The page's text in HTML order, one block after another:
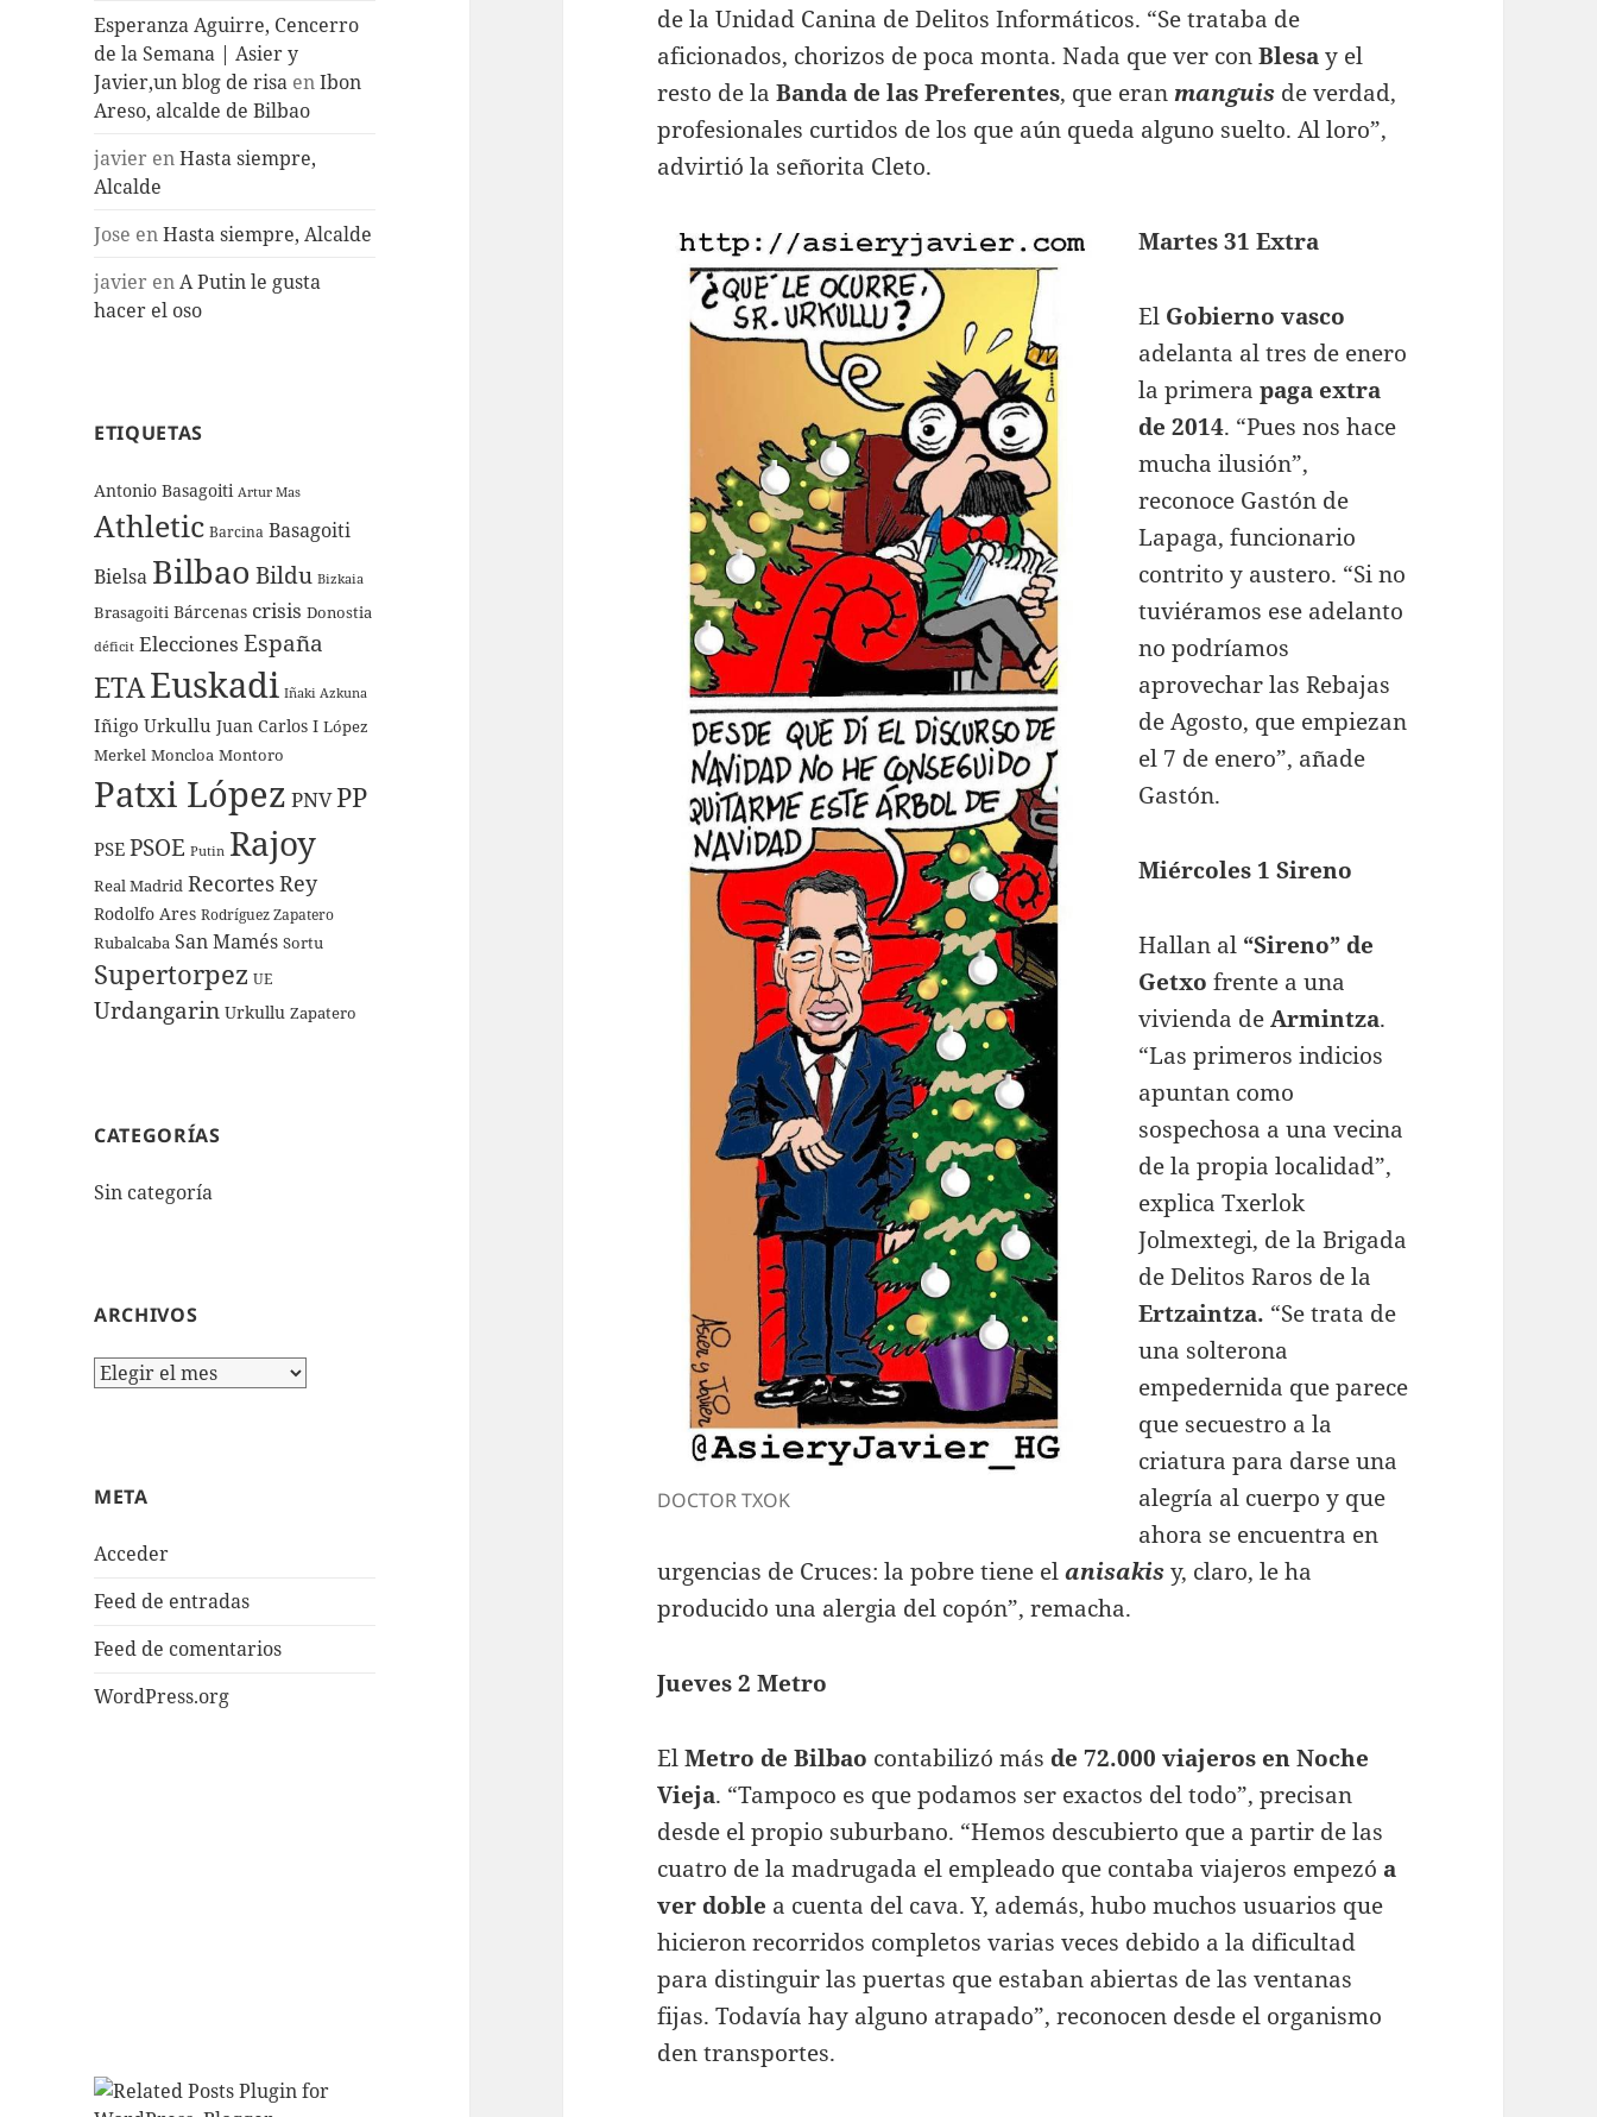
Esperanza Aguirre, Cencerro
de la Semana | Asier y
Javier,un blog de risa enIbon
Areso, alcalde de Bilbao
javier enHasta siempre,
Alcalde
Jose enHasta siempre, Alcalde
javier enA Putin le gusta
hacer el oso
ETIQUETAS
Antonio Basagoiti Artur Mas
Athletic Barcina Basagoiti
Bielsa Bilbao Bildu Bizkaia
Brasagoiti Bárcenas crisis Donostia
déficit Elecciones España
ETAEuskadi Iñaki Azkuna
Iñigo Urkullu Juan Carlos I López
Merkel Moncloa Montoro
Patxi López PNVPP
PSE PSOE Putin Rajoy
Real Madrid RecortesRey
Rodolfo Ares Rodríguez Zapatero
Rubalcaba San Mamés Sortu
Supertorpez UE
Urdangarin Urkullu Zapatero
CATEGORÍAS
Sin categoría
ARCHIVOS
Archivos
META
Acceder
Feed de entradas
Feed de comentarios
WordPress.org
de la Unidad Canina de Delitos Informáticos. “Se trataba de
aficionados, chorizos de poca monta. Nada que ver conBlesay el
resto de laBanda de las Preferentes, que eranmanguis de verdad,
profesionales curtidos de los que aún queda alguno suelto. Al loro”,
advirtió la señorita Cleto.
DOCTOR TXOK
Martes 31 Extra
El Gobierno vasco
adelanta al tres de enero
la primerapaga extra
de 2014. “Pues nos hace
mucha ilusión”,
reconoce Gastón de
Lapaga, funcionario
contrito y austero. “Si no
tuviéramos ese adelanto
no podríamos
aprovechar las Rebajas
de Agosto, que empiezan
el 7 de enero”, añade
Gastón.
Miércoles 1 Sireno
Hallan al “Sireno” de
Getxo frente a una
vivienda deArmintza.
“Las primeros indicios
apuntan como
sospechosa a una vecina
de la propia localidad”,
explica Txerlok
Jolmextegi, de la Brigada
de Delitos Raros de la
Ertzaintza. “Se trata de
una solterona
empedernida que parece
que secuestro a la
criatura para darse una
alegría al cuerpo y que
ahora se encuentra en
urgencias de Cruces: la pobre tiene elanisakisy, claro, le ha
producido una alergia del copón”, remacha.
Jueves 2 Metro
ElMetro de Bilbao contabilizó más de 72.000 viajeros en Noche
Vieja. “Tampoco es que podamos ser exactos del todo”, precisan
desde el propio suburbano. “Hemos descubierto que a partir de las
cuatro de la madrugada el empleado que contaba viajeros empezó a
ver doble a cuenta del cava. Y, además, hubo muchos usuarios que
hicieron recorridos completos varias veces debido a la dificultad
para distinguir las puertas que estaban abiertas de las ventanas
fijas. Todavía hay alguno atrapado”, reconocen desde el organismo
den transportes.